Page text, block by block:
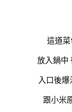
這道菜
放入鍋中
入口後
跟小米